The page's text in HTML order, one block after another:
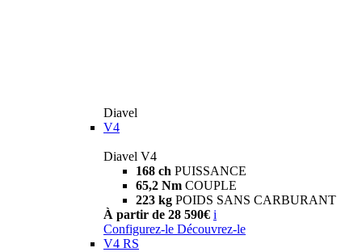
Diavel
V4
Diavel V4
168 ch PUISSANCE
65,2 Nm COUPLE
223 kg POIDS SANS CARBURANT
À partir de 28 590€ i
Configurez-le Découvrez-le
V4 RS